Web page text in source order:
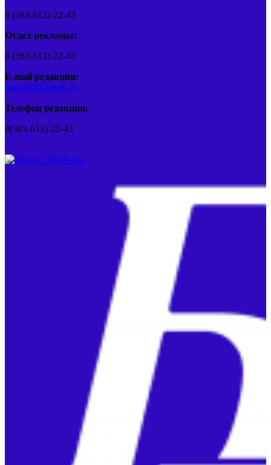
8 (383-612)-22-43
Отдел рекламы:
8 (383-612)-22-43
E-mail редакции:
barvest20@mail.ru
Телефон редакции:
8(383-612)-22-43